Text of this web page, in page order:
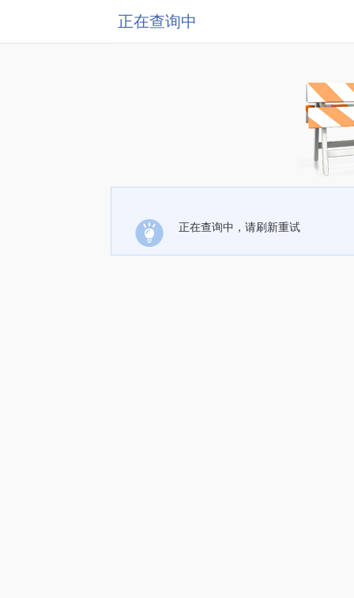
正在查询中
正在查询中，请刷新重试